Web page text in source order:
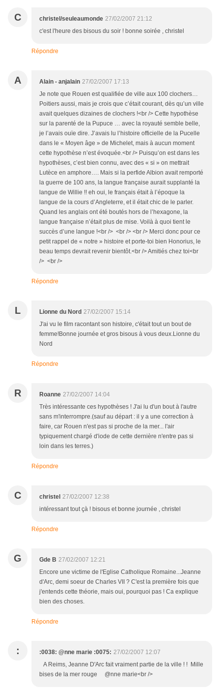
C christel/seuleaumonde 27/02/2007 21:12
c'est l'heure des bisous du soir ! bonne soirée , christel
Répondre
A Alain - anjalain 27/02/2007 17:13
Je note que Rouen est qualifiée de ville aux 100 clochers…
Poitiers aussi, mais je crois que c’était courant, dès qu’un ville
avait quelques dizaines de clochers !<br /> Cette hypothèse
sur la parenté de la Pupuce … avec la royauté semble belle,
je l’avais ouïe dire. J’avais lu l’histoire officielle de la Pucelle
dans le « Moyen âge » de Michelet, mais à aucun moment
cette hypothèse n’est évoquée.<br /> Puisqu’on est dans les
hypothèses, c’est bien connu, avec des « si » on mettrait
Lutèce en amphore…. Mais si la perfide Albion avait remporté
la guerre de 100 ans, la langue française aurait supplanté la
langue de Willie !! eh oui, le français était à l’époque la
langue de la cours d’Angleterre, et il était chic de le parler.
Quand les anglais ont été boutés hors de l’hexagone, la
langue française n’était plus de mise. Voilà à quoi tient le
succès d’une langue !<br /> <br /> <br /> Merci donc pour ce
petit rappel de « notre » histoire et porte-toi bien Honorius, le
beau temps devrait revenir bientôt.<br /> Amitiés chez toi<br
/> <br />
Répondre
L Lionne du Nord 27/02/2007 15:14
J'ai vu le film racontant son histoire, c'était tout un bout de
femme!Bonne journée et gros bisous à vous deux.Lionne du
Nord
Répondre
R Roanne 27/02/2007 14:04
Très intéressante ces hypothèses ! J'ai lu d'un bout à l'autre
sans m'interrompre.(sauf au départ : il y a une correction à
faire, car Rouen n'est pas si proche de la mer... l'air
typiquement chargé d'iode de cette dernière n'entre pas si
loin dans les terres.)
Répondre
C christel 27/02/2007 12:38
intéressant tout çà ! bisous et bonne journée , christel
Répondre
G Gde B 27/02/2007 12:21
Encore une victime de l'Eglise Catholique Romaine...Jeanne
d'Arc, demi soeur de Charles VII ? C'est la première fois que
j'entends cette théorie, mais oui, pourquoi pas ! Ca explique
bien des choses.
Répondre
: :0038: @nne marie :0075: 27/02/2007 12:07
A Reims, Jeanne D'Arc fait vraiment partie de la ville ! ! Mille
bises de la mer rouge @nne marie<br />